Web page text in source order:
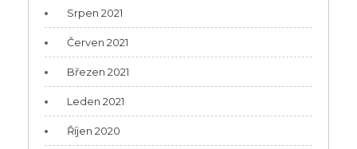
Srpen 2021
Červen 2021
Březen 2021
Leden 2021
Říjen 2020